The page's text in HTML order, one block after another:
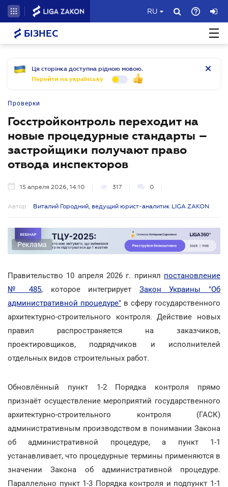
RU
БІЗНЕС
Ця сторінка доступна рідною мовою.
Перейти на українську
Проверки
Госстройконтроль переходит на
новые процедурные стандарты –
застройщики получают право
отвода инспекторов
15 апреля 2026, 14:10 317 0
Автор: Виталий Городний, ведущий юрист-аналитик LIGA ZAKON
Реклама
Правительство 10 апреля 2026 г. принял постановление
№ 485, которое интегрирует Закон Украины "Об
административной процедуре" в сферу государственного
архитектурно-строительного контроля. Действие новых
правил распространяется на заказчиков,
проектировщиков, подрядчиков и исполнителей
отдельных видов строительных работ.
Обновлённый пункт 1-2 Порядка контроля прямо
признаёт осуществление мероприятий государственного
архитектурно-строительного контроля (ГАСК)
административным производством в понимании Закона
об административной процедуре, а пункт 1-1
устанавливает, что процедурные термины применяются в
значении Закона об административной процедуре.
Параллельно пункт 1-3 Порядка контроля и подпункт 1-1